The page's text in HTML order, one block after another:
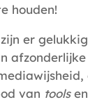
houden!
er
van tools